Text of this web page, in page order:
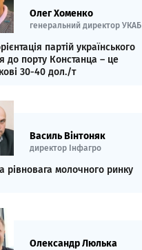
Олег Хоменко
генеральний директор УКАБ
партій українського
до порту Констанца – це
30-40 дол./т
Василь Вінтоняк
директор Інфагро
рівновага молочного ринку
Олександр Люлька